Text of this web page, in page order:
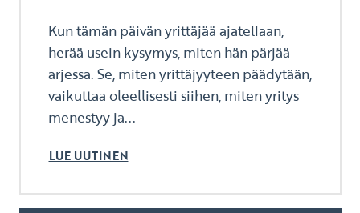
Kun tämän päivän yrittäjää ajatellaan,
herää usein kysymys, miten hän pärjää
arjessa. Se, miten yrittäjyyteen päädytään,
vaikuttaa oleellisesti siihen, miten yritys
menestyy ja...
LUE UUTINEN